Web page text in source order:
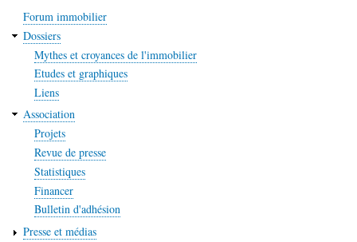
Forum immobilier
Dossiers
Mythes et croyances de l'immobilier
Etudes et graphiques
Liens
Association
Projets
Revue de presse
Statistiques
Financer
Bulletin d'adhésion
Presse et médias